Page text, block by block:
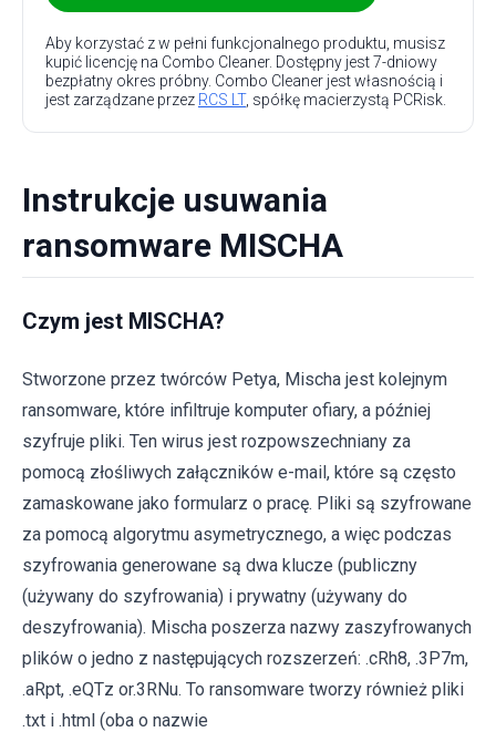
Aby korzystać z w pełni funkcjonalnego produktu, musisz
kupić licencję na Combo Cleaner. Dostępny jest 7-dniowy
bezpłatny okres próbny. Combo Cleaner jest własnością i
jest zarządzane przez RCS LT, spółkę macierzystą PCRisk.
Instrukcje usuwania
ransomware MISCHA
Czym jest MISCHA?
Stworzone przez twórców Petya, Mischa jest kolejnym
ransomware, które infiltruje komputer ofiary, a później
szyfruje pliki. Ten wirus jest rozpowszechniany za
pomocą złośliwych załączników e-mail, które są często
zamaskowane jako formularz o pracę. Pliki są szyfrowane
za pomocą algorytmu asymetrycznego, a więc podczas
szyfrowania generowane są dwa klucze (publiczny
(używany do szyfrowania) i prywatny (używany do
deszyfrowania). Mischa poszerza nazwy zaszyfrowanych
plików o jedno z następujących rozszerzeń: .cRh8, .3P7m,
.aRpt, .eQTz or.3RNu. To ransomware tworzy również pliki
.txt i .html (oba o nazwie